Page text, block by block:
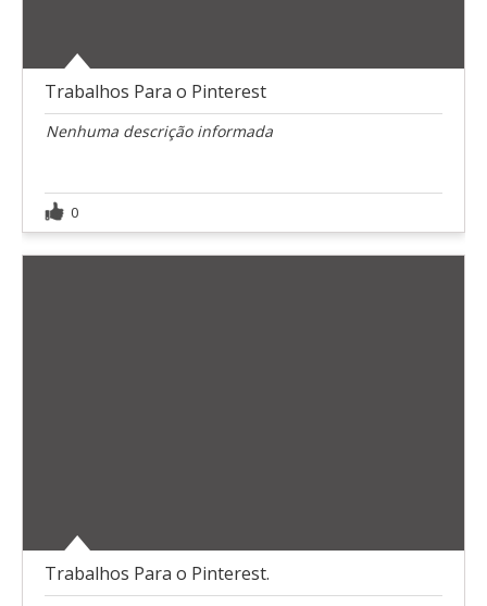
Trabalhos Para o Pinterest
Nenhuma descrição informada
0
Trabalhos Para o Pinterest.